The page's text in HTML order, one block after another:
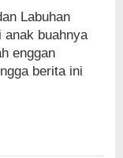
Labuhan
anak buahnya
enggan
berita ini